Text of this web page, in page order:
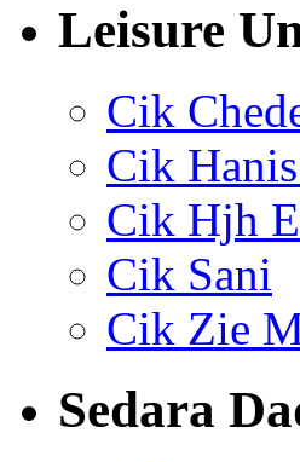
Leisure
Cik
Cik
Cik Hjh
Cik Sani
Cik Zie
Sedara